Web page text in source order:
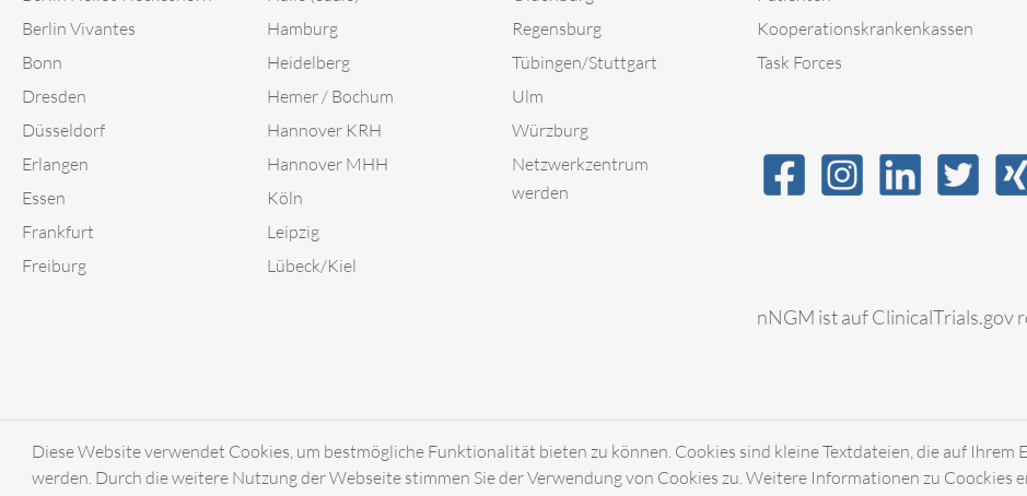
Diese Website verwendet Cookies, um bestmögliche Funktionalität bieten zu können. Cookies sind kleine Textdateien, die auf Ihrem
werden. Durch die weitere Nutzung der Webseite stimmen Sie der Verwendung von Cookies zu. Weitere Informationen zu Coockies
Berlin Vivantes
Bonn
Dresden
Düsseldorf
Erlangen
Essen
Frankfurt
Freiburg
Hamburg
Heidelberg
Hemer / Bochum
Hannover KRH
Hannover MHH
Köln
Leipzig
Lübeck/Kiel
Regensburg
Tübingen/Stuttgart
Ulm
Würzburg
Netzwerkzentrum
werden
Kooperationskrankenkassen
Task Forces
nNGM ist auf ClinicalTrials.gov
© 2018-2026